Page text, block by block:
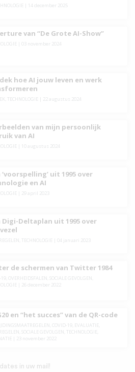
14 december 2025
van “De Grote AI-Show”
03 november 2024
hoe AI jouw leven en werk
TECHNOLOGIE 22 augustus 2024
van mijn persoonlijk
van AI
10 augustus 2024
uit 1995 over
en AI
29 april 2023
Digi-Deltaplan uit 1995 over
TECHNOLOGIE 04 januari 2023
de schermen van Twitter 1984
19, OVERHEIDSFALEN SOCIALE GEVOLGEN
26 december 2022
en “het succes” van de QR-code
COVID-19, EVALUATIE
SOCIALE GEVOLGEN TECHNOLOGIE
23 november 2022
in uw mail!